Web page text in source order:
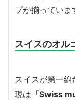
プが揃っていま
スイスのオル
スイスが第一
現は 「Swiss